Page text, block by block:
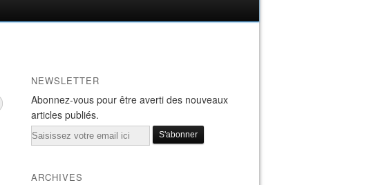
NEWSLETTER
Abonnez-vous pour être averti des nouveaux
articles publiés.
Email
ARCHIVES